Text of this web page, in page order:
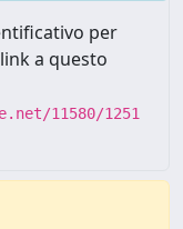
per
a questo
11580/1251